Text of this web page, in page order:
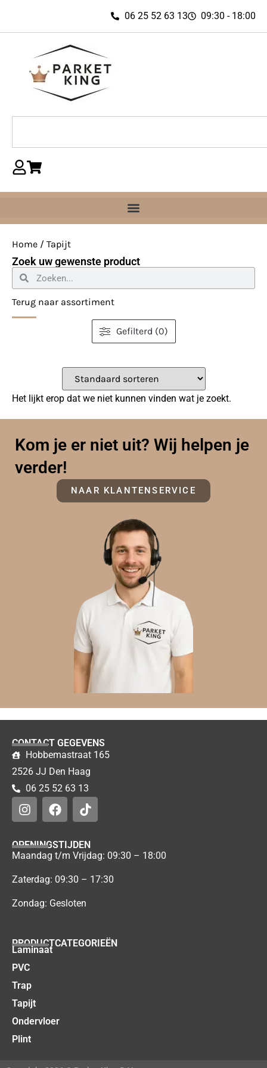
06 25 52 63 13 09:30 - 18:00
Home / Tapijt
Zoek uw gewenste product
Terug naar assortiment
Gefilterd (0)
Het lijkt erop dat we niet kunnen vinden wat je zoekt.
Kom je er niet uit? Wij helpen je
verder!
NAAR KLANTENSERVICE
CONTACT GEGEVENS
Hobbemastraat 165
2526 JJ Den Haag
06 25 52 63 13
OPENINGSTIJDEN
Maandag t/m Vrijdag: 09:30 – 18:00
Zaterdag: 09:30 – 17:30
Zondag: Gesloten
PRODUCTCATEGORIEËN
Laminaat
PVC
Trap
Tapijt
Ondervloer
Plint